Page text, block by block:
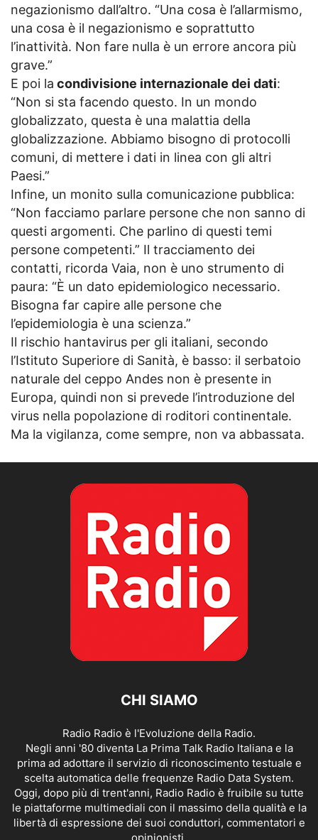
negazionismo dall’altro. “Una cosa è l’allarmismo,
una cosa è il negazionismo e soprattutto
l’inattività. Non fare nulla è un errore ancora più
grave.”
E poi la condivisione internazionale dei dati:
“Non si sta facendo questo. In un mondo
globalizzato, questa è una malattia della
globalizzazione. Abbiamo bisogno di protocolli
comuni, di mettere i dati in linea con gli altri
Paesi.”
Infine, un monito sulla comunicazione pubblica:
“Non facciamo parlare persone che non sanno di
questi argomenti. Che parlino di questi temi
persone competenti.” Il tracciamento dei
contatti, ricorda Vaia, non è uno strumento di
paura: “È un dato epidemiologico necessario.
Bisogna far capire alle persone che
l’epidemiologia è una scienza.”
Il rischio hantavirus per gli italiani, secondo
l’Istituto Superiore di Sanità, è basso: il serbatoio
naturale del ceppo Andes non è presente in
Europa, quindi non si prevede l’introduzione del
virus nella popolazione di roditori continentale.
Ma la vigilanza, come sempre, non va abbassata.
CHI SIAMO
Radio Radio è l'Evoluzione della Radio.
Negli anni '80 diventa La Prima Talk Radio Italiana e la
prima ad adottare il servizio di riconoscimento testuale e
scelta automatica delle frequenze Radio Data System.
Oggi, dopo più di trent'anni, Radio Radio è fruibile su tutte
le piattaforme multimediali con il massimo della qualità e la
libertà di espressione dei suoi conduttori, commentatori e